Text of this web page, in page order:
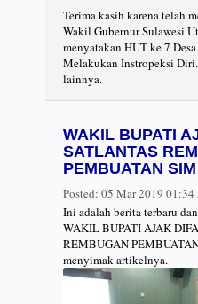
Terima kasih karena telah
Wakil Gubernur Sulawesi
menyatakan HUT ke 7
Melakukan Instropeksi
lainnya.
WAKIL BUPATI
SATLANTAS
PEMBUATAN
Posted: 05 Mar 2019 01:34
Ini adalah berita terbaru
WAKIL BUPATI AJAK
REMBUGAN
menyimak artikelnya.